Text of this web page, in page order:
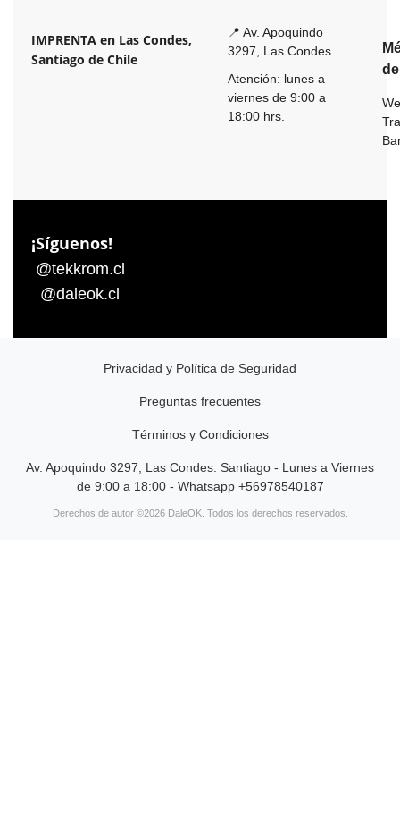
IMPRENTA en Las Condes,
Santiago de Chile
📍 Av. Apoquindo
3297, Las Condes.
Atención: lunes a
viernes de 9:00 a
18:00 hrs.
¡Síguenos!
@tekkrom.cl
@daleok.cl
Privacidad y Política de Seguridad
Preguntas frecuentes
Términos y Condiciones
Av. Apoquindo 3297, Las Condes. Santiago - Lunes a Viernes
de 9:00 a 18:00 - Whatsapp +56978540187
Derechos de autor ©2026 DaleOK. Todos los derechos reservados.